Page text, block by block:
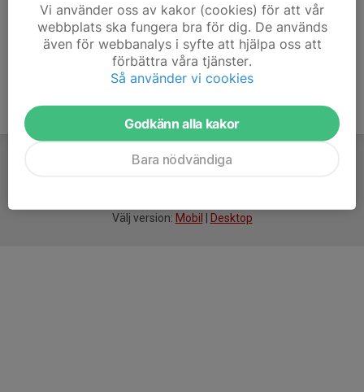
Välj version: Mobil Desktop
Vi använder oss av kakor (cookies) för att vår
webbplats ska fungera bra för dig. De används
även för webbanalys i syfte att hjälpa oss att
förbättra våra tjänster.
Så använder vi cookies
Godkänn alla kakor
Bara nödvändiga